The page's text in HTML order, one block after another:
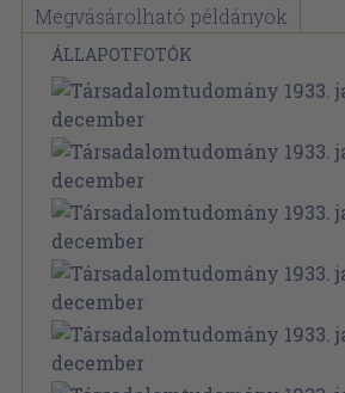
Megvásárolható példányok
ÁLLAPOTFOTÓK